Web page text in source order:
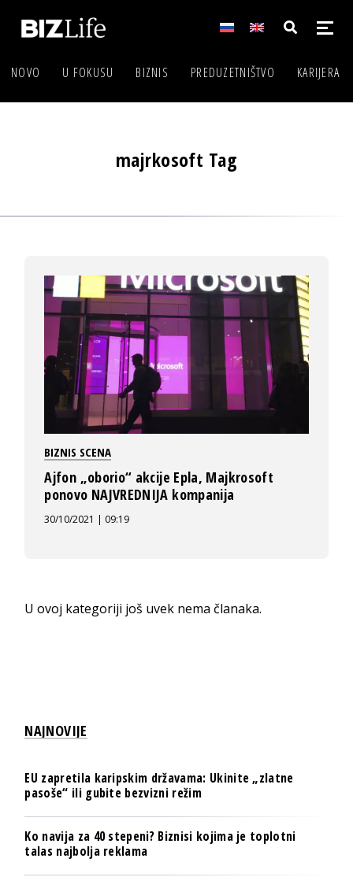
NOVO U FOKUSU BIZNIS PREDUZETNIŠTVO KARIJERA
majrkosoft Tag
BIZNIS SCENA
Ajfon „oborio“ akcije Epla, Majkrosoft
ponovo NAJVREDNIJA kompanija
30/10/2021 | 09:19
U ovoj kategoriji još uvek nema članaka.
NAJNOVIJE
EU zapretila karipskim državama: Ukinite „zlatne
pasoše“ ili gubite bezvizni režim
Ko navija za 40 stepeni? Biznisi kojima je toplotni
talas najbolja reklama